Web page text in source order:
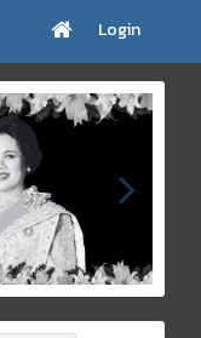
Login